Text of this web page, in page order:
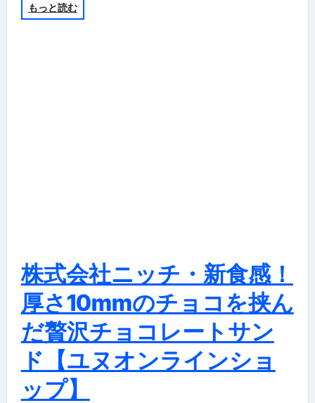
もっと読む
株式会社ニッチ・新食感！
厚さ10mmのチョコを挟ん
だ贅沢チョコレートサン
ド【ユヌオンラインショ
ップ】